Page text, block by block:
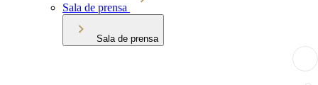
Sala de prensa
Sala de prensa